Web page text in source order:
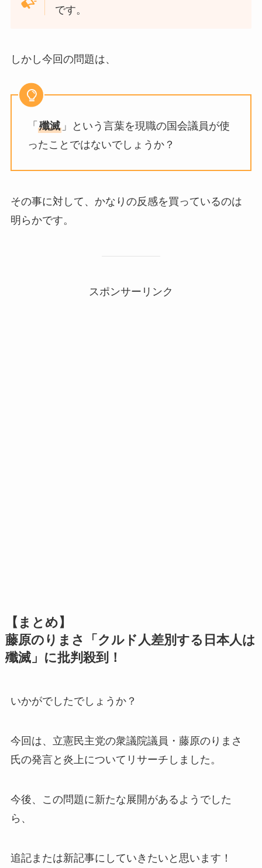
です。
しかし今回の問題は、
「 殲滅」という言葉を現職の国会議員が使
ったことではないでしょうか？
その事に対して、かなりの反感を買っているのは
明らかです。
スポンサーリンク
【まとめ】
藤原のりまさ「クルド人差別する日本人は
殲滅」に批判殺到！
いかがでしたでしょうか？
今回は、立憲民主党の衆議院議員・藤原のりまさ
氏の発言と炎上についてリサーチしました。
今後、この問題に新たな展開があるようでした
ら、
追記または新記事にしていきたいと思います！